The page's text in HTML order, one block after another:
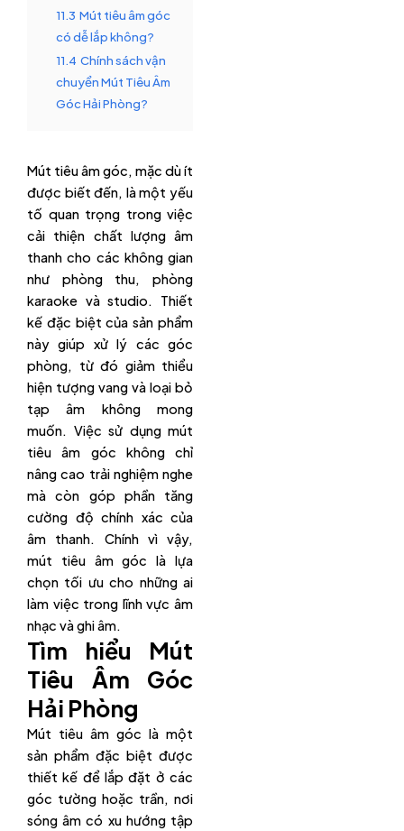
11.3 Mút tiêu âm góc
có dễ lắp không?
11.4 Chính sách vận
chuyển Mút Tiêu Âm
Góc Hải Phòng?
Mút tiêu âm góc, mặc dù ít
được biết đến, là một yếu
tố quan trọng trong việc
cải thiện chất lượng âm
thanh cho các không gian
như phòng thu, phòng
karaoke và studio. Thiết
kế đặc biệt của sản phẩm
này giúp xử lý các góc
phòng, từ đó giảm thiểu
hiện tượng vang và loại bỏ
tạp âm không mong
muốn. Việc sử dụng mút
tiêu âm góc không chỉ
nâng cao trải nghiệm nghe
mà còn góp phần tăng
cường độ chính xác của
âm thanh. Chính vì vậy,
mút tiêu âm góc là lựa
chọn tối ưu cho những ai
làm việc trong lĩnh vực âm
nhạc và ghi âm.
Tìm hiểu Mút
Tiêu Âm Góc
Hải Phòng
Mút tiêu âm góc là một
sản phẩm đặc biệt được
thiết kế để lắp đặt ở các
góc tường hoặc trần, nơi
sóng âm có xu hướng tập